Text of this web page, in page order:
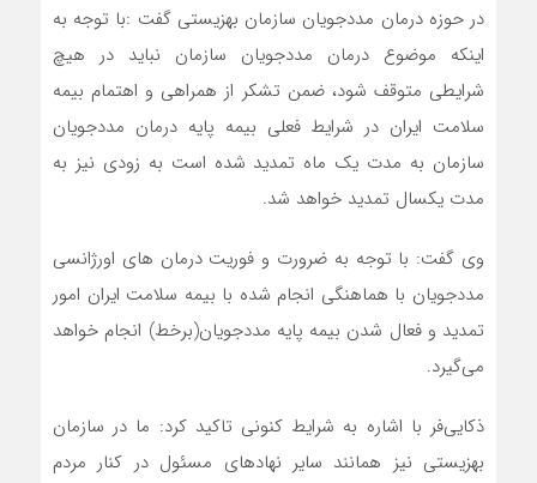
در حوزه درمان مددجویان سازمان بهزیستی گفت :با توجه به
اینکه موضوع درمان مددجویان سازمان نباید در هیچ
شرایطی متوقف شود، ضمن تشکر از همراهی و اهتمام بیمه
سلامت ایران در شرایط فعلی بیمه پایه درمان مددجویان
سازمان به مدت یک ماه تمدید شده است به زودی نیز به
مدت یکسال تمدید خواهد شد.
وی گفت: با توجه به ضرورت و فوریت درمان های اورژانسی
مددجویان با هماهنگی انجام شده با بیمه سلامت ایران امور
تمدید و فعال شدن بیمه پایه مددجویان(برخط) انجام خواهد
می‌گیرد.
ذکایی‌فر با اشاره به شرایط کنونی تاکید کرد:‌ ما در سازمان
بهزیستی نیز همانند سایر نهادهای مسئول در کنار مردم